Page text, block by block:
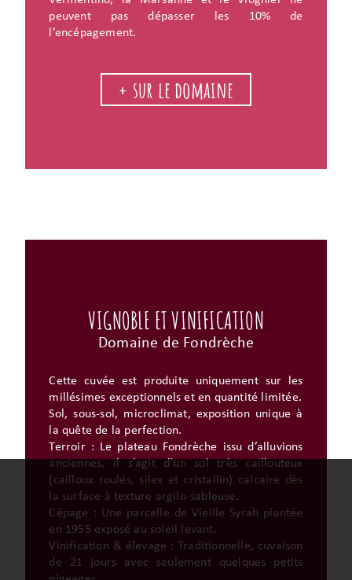
peuvent pas dépasser les 10% de
l’encépagement.
+ sur le domaine
VIGNOBLE ET VINIFICATION
Domaine de Fondrèche
Cette cuvée est produite uniquement sur les
millésimes exceptionnels et en quantité limitée.
Sol, sous-sol, microclimat, exposition unique à
la quête de la perfection.
Terroir : Le plateau Fondrèche issu d’alluvions
anciennes, il s’agit d’un sol très caillouteux
(cailloux roulés, silex et cristallin) calcaire dès
la surface à texture argilo-sableuse.
Cépage : Une parcelle de Vieille Syrah plantée
en 1955 exposé au soleil levant.
Vinification & élevage : Traditionnelle, cuvaison
de 21 jours avec seulement quelques petits